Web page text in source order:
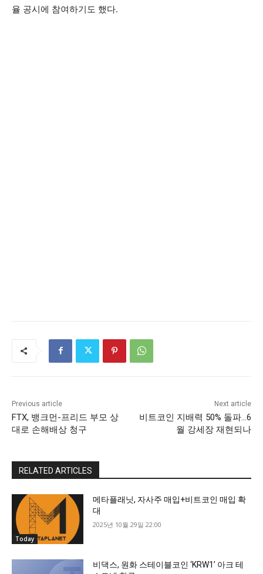
율 공시에 참여하기도 했다.
Previous article
FTX, 뱅크먼-프리드 부모 상
대로 손해배상 청구
Next article
비트코인 지배력 50% 돌파…6
월 강세장 재현되나
RELATED ARTICLES
Today
메타플래닛, 자사주 매입+비트코인 매입 확
대
2025년 10월 29일 22:00
비댁스, 원화 스테이블코인 ‘KRW1’ 아크 테